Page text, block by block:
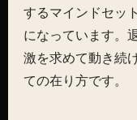
するマインドセッ
になっています。
激を求めて動き続
ての在り方です。